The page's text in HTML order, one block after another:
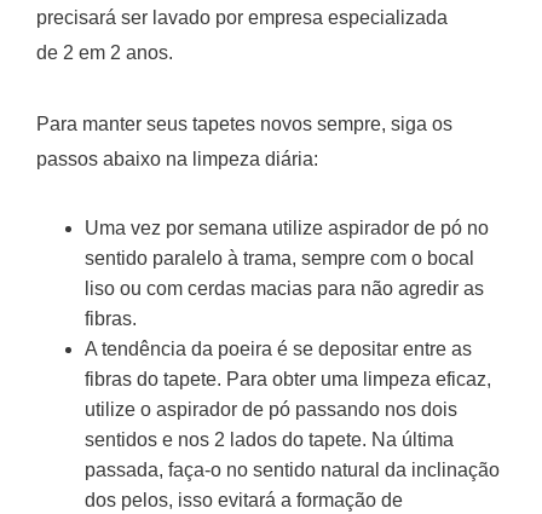
precisará ser lavado por empresa especializada
de 2 em 2 anos.
Para manter seus tapetes novos sempre, siga os
passos abaixo na limpeza diária:
Uma vez por semana utilize aspirador de pó no
sentido paralelo à trama, sempre com o bocal
liso ou com cerdas macias para não agredir as
fibras.
A tendência da poeira é se depositar entre as
fibras do tapete. Para obter uma limpeza eficaz,
utilize o aspirador de pó passando nos dois
sentidos e nos 2 lados do tapete. Na última
passada, faça-o no sentido natural da inclinação
dos pelos, isso evitará a formação de